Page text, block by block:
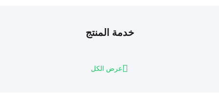
خدمة المنتج
عرض الكل